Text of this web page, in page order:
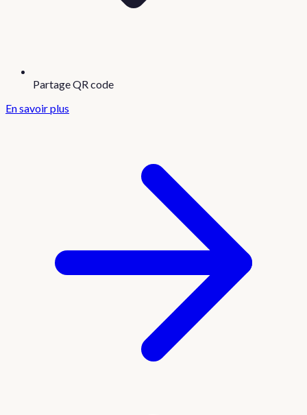
Partage QR code
En savoir plus